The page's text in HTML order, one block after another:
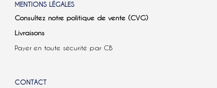
MENTIONS LÉGALES
Consultez notre politique de vente (CVG)
Livraisons
Payer en toute sécurité par CB
CONTACT